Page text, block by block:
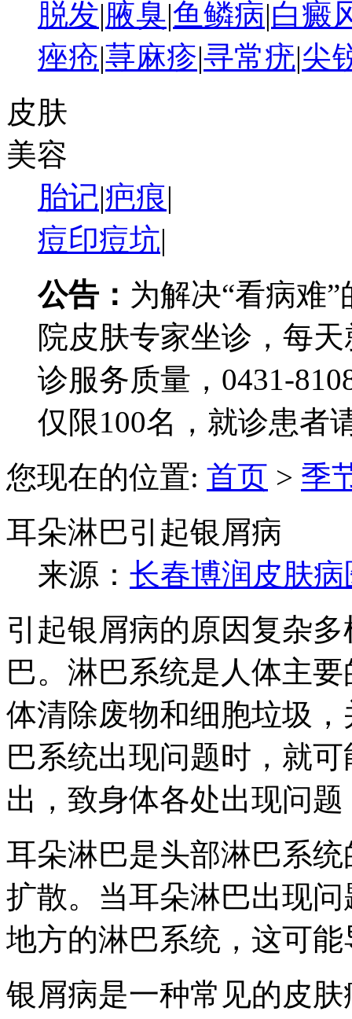
脱发|腋臭|鱼鳞病|白癜
痤疮|荨麻疹|寻常疣|尖
皮肤
美容
胎记|疤痕|
痘印痘坑|
公告： 为解决“看病难
院皮肤专家坐诊，每
诊服务质量，0431-
仅限100名，就诊患者
您现在的位置: 首页 > 季
耳朵淋巴引起银屑病
来源： 长春博润皮肤病
引起银屑病的原因复杂
巴。淋巴系统是人体主
体清除废物和细胞垃圾
巴系统出现问题时，就可
出，致身体各处出现问
耳朵淋巴是头部淋巴系
扩散。当耳朵淋巴出现
地方的淋巴系统，这可
银屑病是一种常见的皮